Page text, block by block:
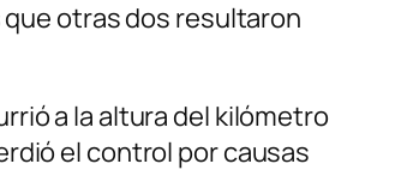
otras dos resultaron
a la altura del kilómetro
el control por causas